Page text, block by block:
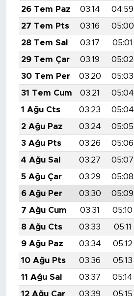
26 Tem Paz
03:14 04:59
27 Tem Pts
03:16 05:00
28 Tem Sal
03:17 05:01
29 Tem Çar
03:19 05:02
30 Tem Per
03:20 05:03
31 Tem Cum
03:21 05:04
1 Ağu Cts
03:23 05:04
2 Ağu Paz
03:24 05:05
3 Ağu Pts
03:26 05:06
4 Ağu Sal
03:27 05:07
5 Ağu Çar
03:29 05:08
6 Ağu Per
03:30 05:09
7 Ağu Cum
03:31 05:10
8 Ağu Cts
03:33 05:11
9 Ağu Paz
03:34 05:12
10 Ağu Pts
03:36 05:13
11 Ağu Sal
03:37 05:14
12 Ağu Çar
03:39 05:15